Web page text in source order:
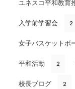
ユネスコ平和教育
入学前学習会 2
女子バスケットボ
平和活動 2
校長ブログ 2